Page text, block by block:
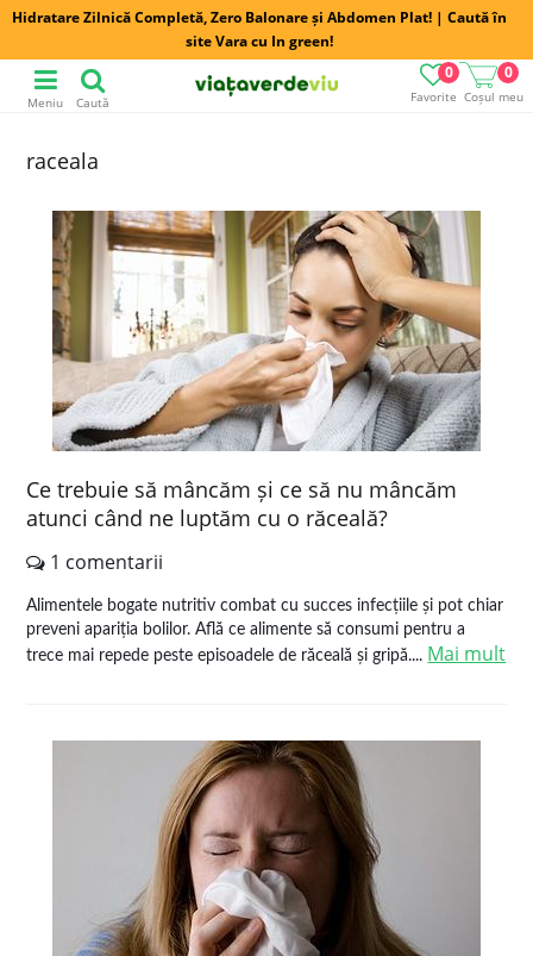
Hidratare Zilnică Completă, Zero Balonare și Abdomen Plat! | Caută în
site Vara cu In green!
Favorite
0
Coșul meu
0
Meniu Caută
raceala
Ce trebuie să mâncăm și ce să nu mâncăm
atunci când ne luptăm cu o răceală?
1 comentarii
Alimentele bogate nutritiv combat cu succes infecțiile și pot chiar
preveni apariția bolilor. Află ce alimente să consumi pentru a
trece mai repede peste episoadele de răceală și gripă.... Mai mult